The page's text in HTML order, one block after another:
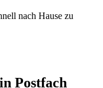
nach Hause zu
Postfach